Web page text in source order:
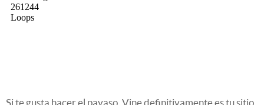
Si te gusta hacer el payaso, Vine definitivamente es tu sitio.